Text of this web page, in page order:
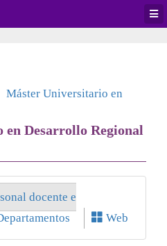
Máster Universitario en
Desarrollo Regional
docente e
Web